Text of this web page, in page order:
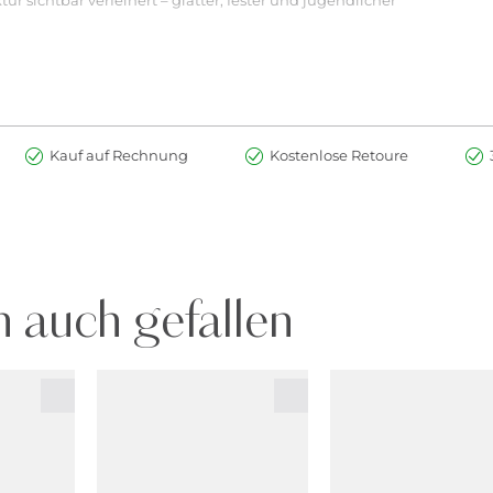
zu gewinnen, und trägt zu einem glatteren,
Probandinnen
oder Unebenheiten auftupfen und mit dem beiliegenden Pinsel
Helianthus Annuus (Sunflower) Seed Wax, Kaolin,
Kauf auf Rechnung Kostenlose Retoure
auch gefallen